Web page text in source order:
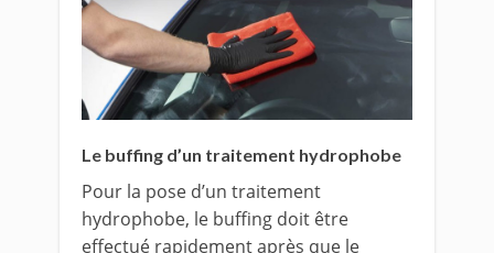
Le buffing d’un traitement hydrophobe
Pour la pose d’un traitement
hydrophobe, le buffing doit être
effectué rapidement après que le